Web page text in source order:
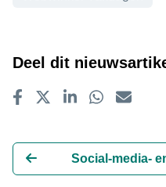
Deel dit
Social-media-